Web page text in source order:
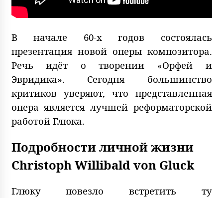
В начале 60-х годов состоялась
презентация новой оперы композитора.
Речь идёт о творении «Орфей и
Эвридика». Сегодня большинство
критиков уверяют, что представленная
опера является лучшей реформаторской
работой Глюка.
Подробности личной жизни
Christoph Willibald von Gluck
Глюку повезло встретить ту